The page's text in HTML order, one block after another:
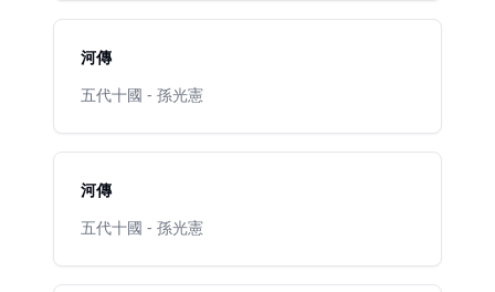
河傳
五代十國 - 孫光憲
河傳
五代十國 - 孫光憲